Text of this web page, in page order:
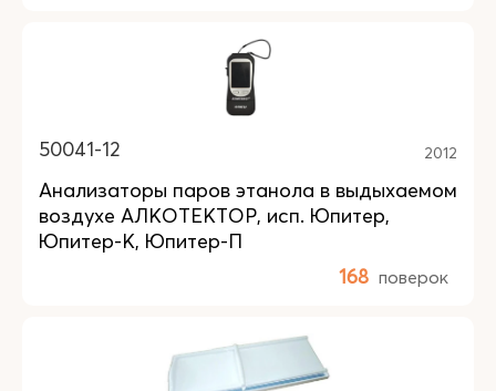
50041-12 2012
Анализаторы паров этанола в выдыхаемом
воздухе АЛКОТЕКТОР, исп. Юпитер,
Юпитер-К, Юпитер-П
168 поверок